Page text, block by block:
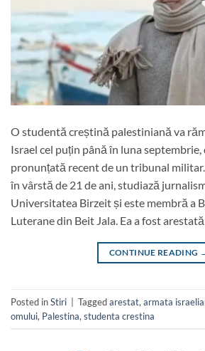
O studentă creștină palestiniană va
Israel cel puțin până în luna septembrie,
pronunțată recent de un tribunal
în vârstă de 21 de ani, studiază
Universitatea Birzeit și este membră a
Luterane din Beit Jala. Ea a fost
CONTINUE READING
Posted inStiri | Taggedarestat, armata
omului, Palestina, studenta crestina